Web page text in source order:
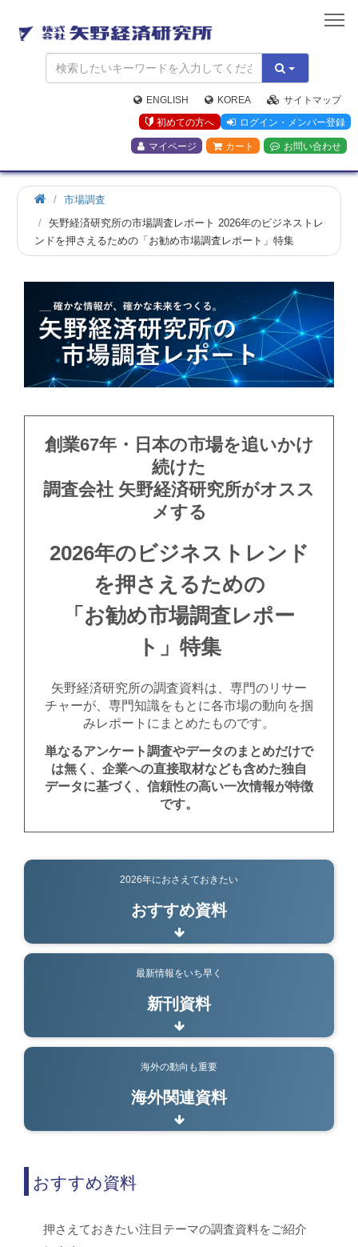
矢
野
経
済
研
究
所
ENGLISH KOREA
サイトマップ
初めての方へ
ログイン・メンバー登録
マイページ カート お問い合わせ
ホ
ー
ム
市場調査
矢野経済研究所の市場調査レポート 2026年のビジネストレ
ンドを押さえるための「お勧め市場調査レポート」特集
創業67年・日本の市場を追いかけ
続けた
調査会社 矢野経済研究所がオスス
メする
2026年のビジネストレンド
を押さえるための
「お勧め市場調査レポー
ト」特集
矢野経済研究所の調査資料は、専門のリサー
チャーが、専門知識をもとに各市場の動向を掴
みレポートにまとめたものです。
単なるアンケート調査やデータのまとめだけで
は無く、企業への直接取材なども含めた独自
データに基づく、信頼性の高い一次情報が特徴
です。
2026年におさえておきたい
おすすめ資料
最新情報をいち早く
新刊資料
海外の動向も重要
海外関連資料
おすすめ資料
押さえておきたい注目テーマの調査資料をご紹介